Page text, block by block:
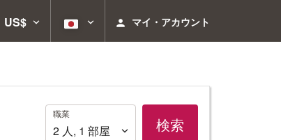
US$ マイ・アカウント
職
業
職業
2 人, 1 部屋 検索